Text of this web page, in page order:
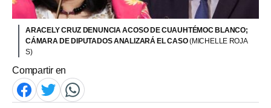
ARACELY CRUZ DENUNCIA ACOSO DE CUAUHTÉMOC BLANCO;
CÁMARA DE DIPUTADOS ANALIZARÁ EL CASO(MICHELLE ROJA
S)
Compartir en